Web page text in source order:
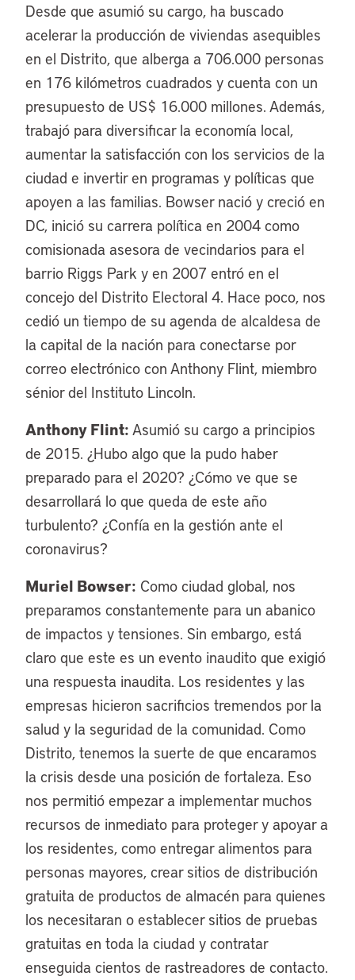
Desde que asumió su cargo, ha buscado
acelerar la producción de viviendas asequibles
en el Distrito, que alberga a 706.000 personas
en 176 kilómetros cuadrados y cuenta con un
presupuesto de US$ 16.000 millones. Además,
trabajó para diversificar la economía local,
aumentar la satisfacción con los servicios de la
ciudad e invertir en programas y políticas que
apoyen a las familias. Bowser nació y creció en
DC, inició su carrera política en 2004 como
comisionada asesora de vecindarios para el
barrio Riggs Park y en 2007 entró en el
concejo del Distrito Electoral 4. Hace poco, nos
cedió un tiempo de su agenda de alcaldesa de
la capital de la nación para conectarse por
correo electrónico con Anthony Flint, miembro
sénior del Instituto Lincoln.
Anthony Flint: Asumió su cargo a principios
de 2015. ¿Hubo algo que la pudo haber
preparado para el 2020? ¿Cómo ve que se
desarrollará lo que queda de este año
turbulento? ¿Confía en la gestión ante el
coronavirus?
Muriel Bowser: Como ciudad global, nos
preparamos constantemente para un abanico
de impactos y tensiones. Sin embargo, está
claro que este es un evento inaudito que exigió
una respuesta inaudita. Los residentes y las
empresas hicieron sacrificios tremendos por la
salud y la seguridad de la comunidad. Como
Distrito, tenemos la suerte de que encaramos
la crisis desde una posición de fortaleza. Eso
nos permitió empezar a implementar muchos
recursos de inmediato para proteger y apoyar a
los residentes, como entregar alimentos para
personas mayores, crear sitios de distribución
gratuita de productos de almacén para quienes
los necesitaran o establecer sitios de pruebas
gratuitas en toda la ciudad y contratar
enseguida cientos de rastreadores de contacto.